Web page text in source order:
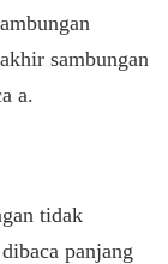
a.
panjang